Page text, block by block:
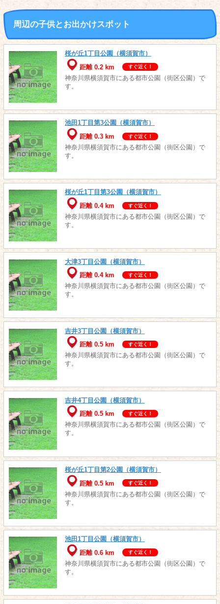
周辺の子供とお出かけスポット
桜が丘1丁目公園（横須賀市）
距離 0.2 km
すぐ近く！
神奈川県横須賀市にある都市公園（街区公園）で
す。
池田1丁目第3公園（横須賀市）
距離 0.3 km
すぐ近く！
神奈川県横須賀市にある都市公園（街区公園）で
す。
桜が丘1丁目第3公園（横須賀市）
距離 0.4 km
すぐ近く！
神奈川県横須賀市にある都市公園（街区公園）で
す。
大津3丁目公園（横須賀市）
距離 0.4 km
すぐ近く！
神奈川県横須賀市にある都市公園（街区公園）で
す。
吉井3丁目公園（横須賀市）
距離 0.5 km
すぐ近く！
神奈川県横須賀市にある都市公園（街区公園）で
す。
吉井4丁目公園（横須賀市）
距離 0.5 km
すぐ近く！
神奈川県横須賀市にある都市公園（街区公園）で
す。
桜が丘1丁目第2公園（横須賀市）
距離 0.5 km
すぐ近く！
神奈川県横須賀市にある都市公園（街区公園）で
す。
池田1丁目公園（横須賀市）
距離 0.6 km
すぐ近く！
神奈川県横須賀市にある都市公園（街区公園）で
す。